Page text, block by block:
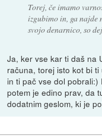
Torej, če imamo
izgubimo in, ga najde
svojo denarnico, so
Ja, ker vse kar ti daš na
računa, torej isto kot bi
in ti pač vse dol
potem je edino prav, da
dodatnim geslom, ki je